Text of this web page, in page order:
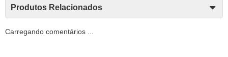
Produtos Relacionados
Carregando comentários ...